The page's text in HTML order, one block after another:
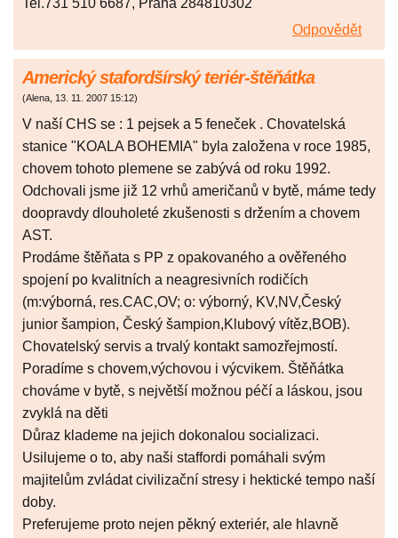
Tel.731 510 6687, Praha 284810302
Odpovědět
Americký stafordšírský teriér-štěňátka
(Alena, 13. 11. 2007 15:12)
V naší CHS se : 1 pejsek a 5 feneček . Chovatelská
stanice "KOALA BOHEMIA" byla založena v roce 1985,
chovem tohoto plemene se zabývá od roku 1992.
Odchovali jsme již 12 vrhů američanů v bytě, máme tedy
doopravdy dlouholeté zkušenosti s držením a chovem
AST.
Prodáme štěňata s PP z opakovaného a ověřeného
spojení po kvalitních a neagresivních rodičích
(m:výborná, res.CAC,OV; o: výborný, KV,NV,Český
junior šampion, Český šampion,Klubový vítěz,BOB).
Chovatelský servis a trvalý kontakt samozřejmostí.
Poradíme s chovem,výchovou i výcvikem. Štěňátka
chováme v bytě, s největší možnou péčí a láskou, jsou
zvyklá na děti
Důraz klademe na jejich dokonalou socializaci.
Usilujeme o to, aby naši staffordi pomáhali svým
majitelům zvládat civilizační stresy i hektické tempo naší
doby.
Preferujeme proto nejen pěkný exteriér, ale hlavně